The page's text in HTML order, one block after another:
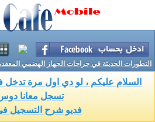
التطورات الحديثة في جراحات الجهاز الهضمي
السلام عليكم ، لو دي اول مرة تدخل
تسجل معانا
فديو شرح التسجيل